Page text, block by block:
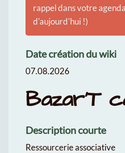
rappel dans votre
d'aujourd'hui !)
Date création du wiki
07.08.2026
Bazar'T
Description courte
Ressourcerie associative